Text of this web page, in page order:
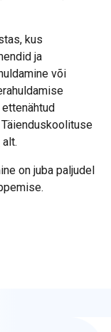
kus
ja
või
alt.
on juba paljudel